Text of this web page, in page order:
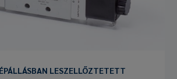
LESZELLŐZTETETT